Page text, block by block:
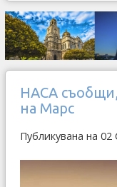
НАСА
на Марс
Публикувана на